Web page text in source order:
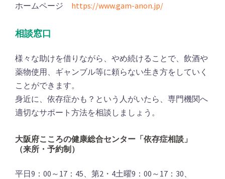
ホームページ https://www.gam-anon.jp/
相談窓口
様々な助けを借りながら、やめ続けることで、飲酒や
薬物使用、ギャンブル等に頼らない生き方をしていく
ことができます。
身近に、依存症かも？という人がいたら、専門機関へ
適切なサポート方法を相談しましょう。
大阪府こころの健康総合センター「依存症相談」
（来所・予約制）
平日9：00～17：45、第2・4土曜9：00～17：30、